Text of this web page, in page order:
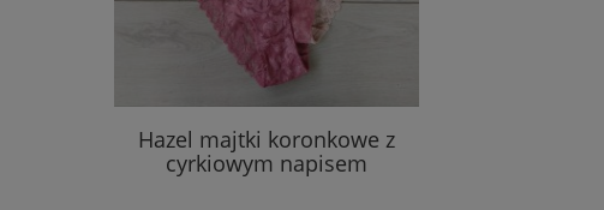
Hazel majtki koronkowe z
cyrkiowym napisem